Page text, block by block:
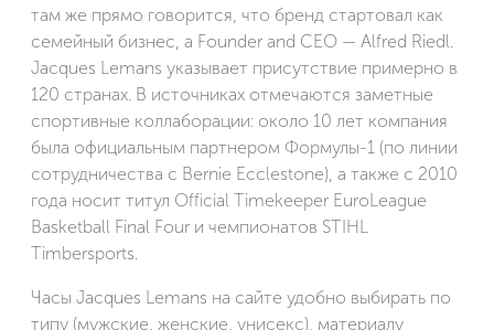
там же прямо говорится, что бренд стартовал как
семейный бизнес, а Founder and CEO — Alfred Riedl.
Jacques Lemans указывает присутствие примерно в
120 странах. В источниках отмечаются заметные
спортивные коллаборации: около 10 лет компания
была официальным партнером Формулы-1 (по линии
сотрудничества с Bernie Ecclestone), а также с 2010
года носит титул Official Timekeeper EuroLeague
Basketball Final Four и чемпионатов STIHL
Timbersports.
Часы Jacques Lemans на сайте удобно выбирать по
типу (мужские, женские, унисекс), материалу